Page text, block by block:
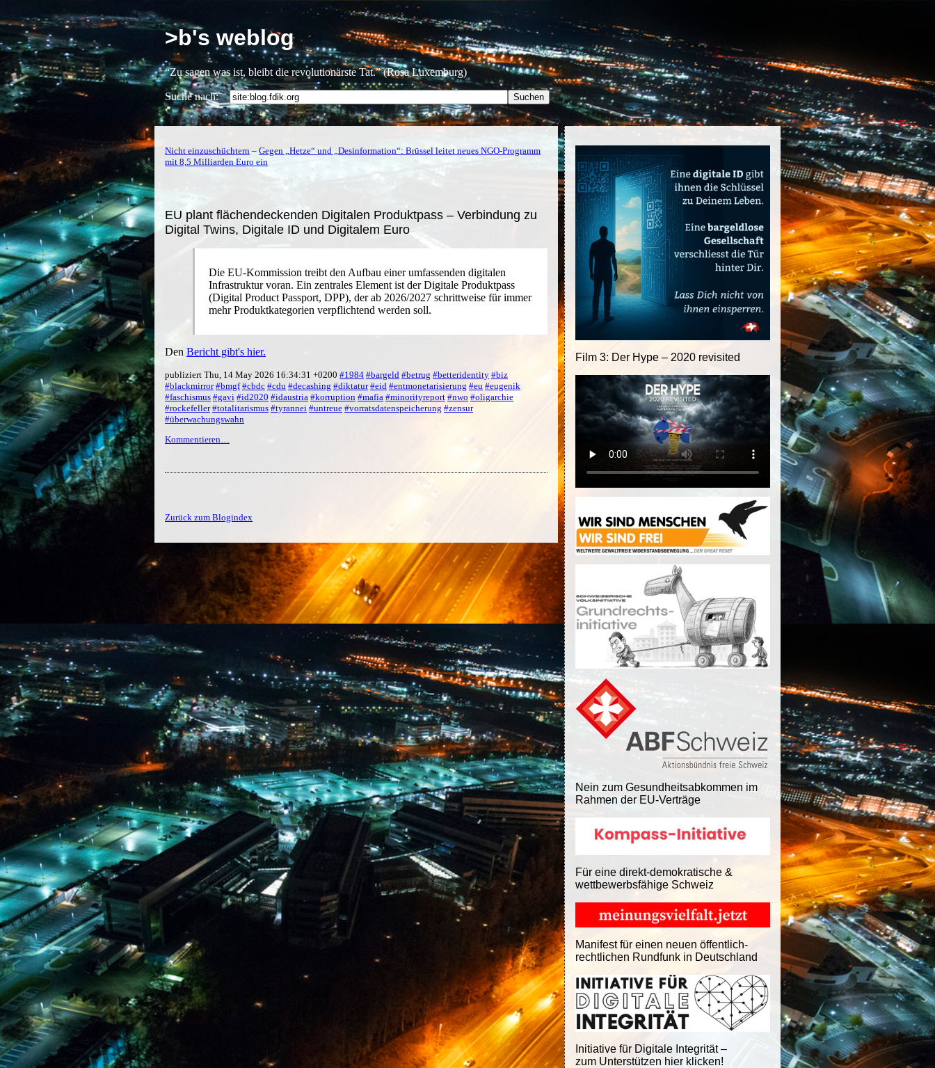
>b's weblog
“Zu sagen was ist, bleibt die revolutionärste Tat.” (Rosa Luxemburg)
Suche nach:
Film 3: Der Hype – 2020 revisited
Nein zum Gesundheitsabkommen im
Rahmen der EU-Verträge
Für eine direkt-demokratische &
wettbewerbsfähige Schweiz
Manifest für einen neuen öffentlich-
rechtlichen Rundfunk in Deutschland
Initiative für Digitale Integrität –
zum Unterstützen hier klicken!
Nicht einzuschüchtern – Gegen „Hetze“ und „Desinformation“: Brüssel leitet neues NGO-Programm
mit 8,5 Milliarden Euro ein
EU plant flächendeckenden Digitalen Produktpass – Verbindung zu
Digital Twins, Digitale ID und Digitalem Euro
Die EU-Kommission treibt den Aufbau einer umfassenden digitalen
Infrastruktur voran. Ein zentrales Element ist der Digitale Produktpass
(Digital Product Passport, DPP), der ab 2026/2027 schrittweise für immer
mehr Produktkategorien verpflichtend werden soll.
Den Bericht gibt's hier.
publiziert Thu, 14 May 2026 16:34:31 +0200 #1984 #bargeld #betrug #betteridentity #biz
#blackmirror #bmgf #cbdc #cdu #decashing #diktatur #eid #entmonetarisierung #eu #eugenik
#faschismus #gavi #id2020 #idaustria #korruption #mafia #minorityreport #nwo #oligarchie
#rockefeller #totalitarismus #tyrannei #untreue #vorratsdatenspeicherung #zensur
#überwachungswahn
Kommentieren…
Zurück zum Blogindex